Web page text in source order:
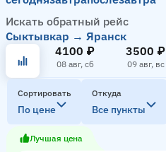
Искать обратный рейс
Сыктывкар → Яранск
4100 ₽
08 авг, сб
3500 ₽
09 авг, вс
Сортировать
По цене
Откуда
Все пункты
Лучшая цена